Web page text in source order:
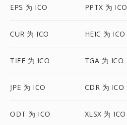
EPS 为 ICO PPTX 为 ICO
CUR 为 ICO HEIC 为 ICO
TIFF 为 ICO TGA 为 ICO
JPE 为 ICO CDR 为 ICO
ODT 为 ICO XLSX 为 ICO